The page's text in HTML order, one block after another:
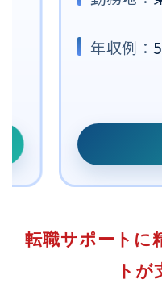
年収例：
転職サポートに
トが